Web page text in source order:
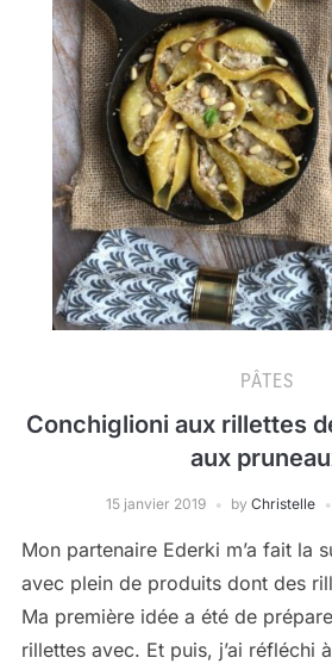
PÂTES
Conchiglioni aux rillettes
aux
15 janvier 2019 by Christelle
Mon partenaire Ederki m’a fait la
avec plein de produits dont des
Ma première idée a été de
rillettes avec. Et puis, j’ai réfléchi